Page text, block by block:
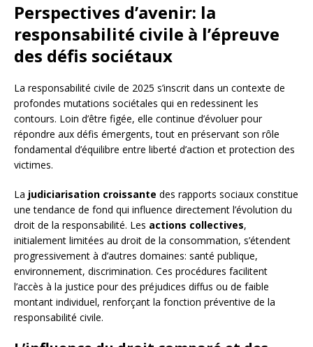
Perspectives d’avenir: la
responsabilité civile à l’épreuve
des défis sociétaux
La responsabilité civile de 2025 s’inscrit dans un contexte de
profondes mutations sociétales qui en redessinent les
contours. Loin d’être figée, elle continue d’évoluer pour
répondre aux défis émergents, tout en préservant son rôle
fondamental d’équilibre entre liberté d’action et protection des
victimes.
La judiciarisation croissante des rapports sociaux constitue
une tendance de fond qui influence directement l’évolution du
droit de la responsabilité. Les actions collectives,
initialement limitées au droit de la consommation, s’étendent
progressivement à d’autres domaines: santé publique,
environnement, discrimination. Ces procédures facilitent
l’accès à la justice pour des préjudices diffus ou de faible
montant individuel, renforçant la fonction préventive de la
responsabilité civile.